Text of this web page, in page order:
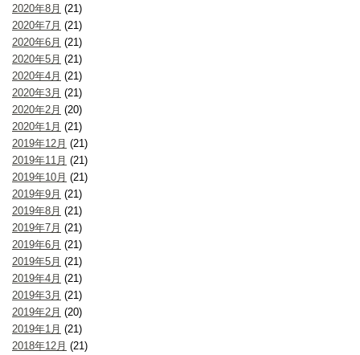
2020年8月 (21)
2020年7月 (21)
2020年6月 (21)
2020年5月 (21)
2020年4月 (21)
2020年3月 (21)
2020年2月 (20)
2020年1月 (21)
2019年12月 (21)
2019年11月 (21)
2019年10月 (21)
2019年9月 (21)
2019年8月 (21)
2019年7月 (21)
2019年6月 (21)
2019年5月 (21)
2019年4月 (21)
2019年3月 (21)
2019年2月 (20)
2019年1月 (21)
2018年12月 (21)